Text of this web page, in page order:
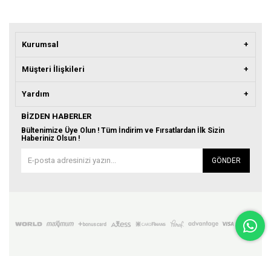
Kurumsal
Müşteri İlişkileri
Yardım
BIZDEN HABERLER
Bültenimize Üye Olun ! Tüm İndirim ve Fırsatlardan İlk Sizin
Haberiniz Olsun !
GÖNDER